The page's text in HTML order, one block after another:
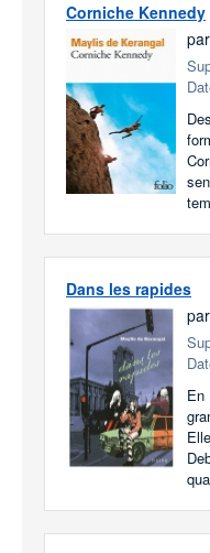
Corniche Kennedy
par
Dans les rapides
par
En